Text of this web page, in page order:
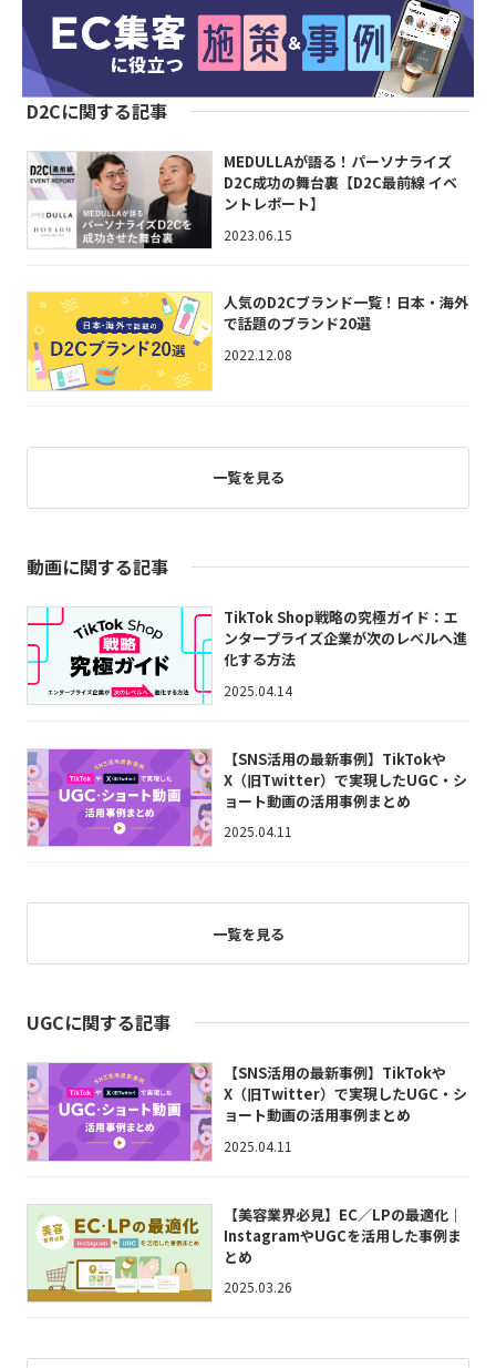
D2Cに関する記事
MEDULLAが語る！パーソナライズ
D2C成功の舞台裏【D2C最前線 イベ
ントレポート】
2023.06.15
人気のD2Cブランド一覧！日本・海外
で話題のブランド20選
2022.12.08
一覧を見る
動画に関する記事
TikTok Shop戦略の究極ガイド：エ
ンタープライズ企業が次のレベルへ進
化する方法
2025.04.14
【SNS活用の最新事例】TikTokや
X（旧Twitter）で実現したUGC・シ
ョート動画の活用事例まとめ
2025.04.11
一覧を見る
UGCに関する記事
【SNS活用の最新事例】TikTokや
X（旧Twitter）で実現したUGC・シ
ョート動画の活用事例まとめ
2025.04.11
【美容業界必見】EC／LPの最適化｜
InstagramやUGCを活用した事例ま
とめ
2025.03.26